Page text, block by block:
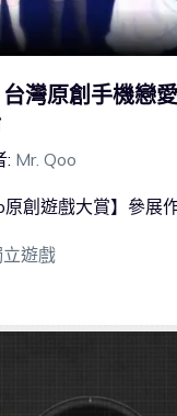
台灣原創手機戀
: Mr. Qoo
創遊戲大賞】參展
遊戲